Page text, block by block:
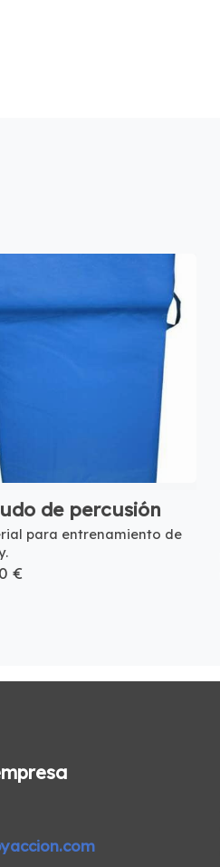
de percusión
para entrenamiento de
€